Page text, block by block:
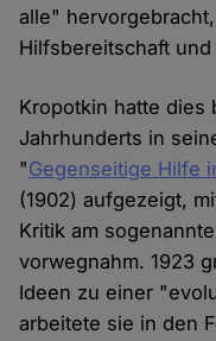
alle"
Hilfsbereitschaft und
Kropotkin hatte dies
Jahrhunderts in
"Gegenseitige Hilfe
(1902) aufgezeigt,
Kritik am
vorwegnahm. 1923
Ideen zu einer
arbeitete sie in den